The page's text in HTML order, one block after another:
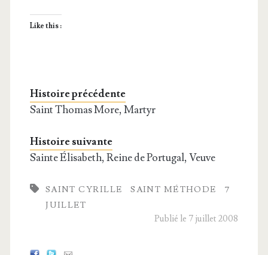
Like this :
Histoire précédente
Saint Thomas More, Martyr
Histoire suivante
Sainte Élisabeth, Reine de Portugal, Veuve
SAINT CYRILLE SAINT MÉTHODE
7
JUILLET
Publié le 7 juillet 2008